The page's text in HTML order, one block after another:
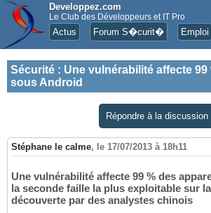
Developpez.com
Le Club des Développeurs et IT Pro
Actus Forum S�curit� Emploi
Sécurité : Une vulnérabilité affecte
sous Android
Répondre à la discussion
Stéphane le calme, le 17/07/2013 à 18h11
Une vulnérabilité affecte 99 % des
la seconde faille la plus exploitable sur
découverte par des analystes chinois